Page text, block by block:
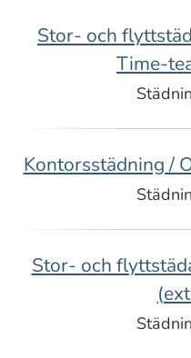
Stor- och
Time-
Kontorsstädning /
Stor- och